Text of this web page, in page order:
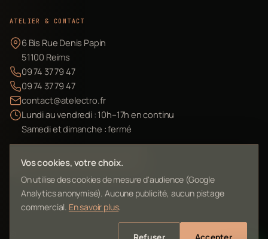
ATELIER & CONTACT
6 Bis Rue Denis Papin
51100 Reims
09 74 37 79 47
09 74 37 79 47
contact@atelectro.fr
Lundi au vendredi : 10h–17h en continu
Samedi et dimanche : fermé
Envoyer mon matériel
L'Atelier Electro Reims — SIRET 10261022700013
Vos cookies, votre choix.
On utilise des cookies de mesure d'audience (Google
Analytics anonymisé). Aucune publicité, aucun pistage
commercial. En savoir plus.